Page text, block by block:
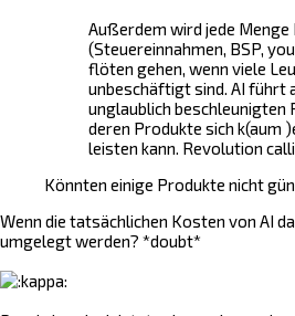
Außerdem wird jede
(Steuereinnahmen, BSP,
flöten gehen, wenn viele
unbeschäftigt sind. AI führt
unglaublich beschleunigten
deren Produkte sich k(aum
leisten kann. Revolution
Könnten einige Produkte nicht
Wenn die tatsächlichen Kosten von AI
umgelegt werden? *doubt*